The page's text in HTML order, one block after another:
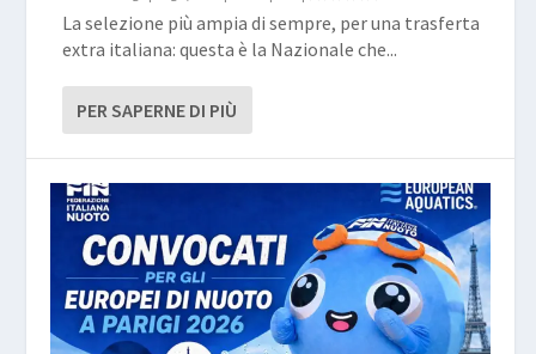
La selezione più ampia di sempre, per una trasferta
extra italiana: questa è la Nazionale che...
PER SAPERNE DI PIÙ